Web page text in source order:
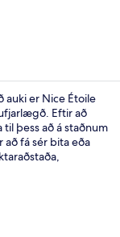
auki er Nice Étoile
Eftir að
þess að á staðnum
fá sér bita eða
að mati
er stutt frá
lestarstöðin er í 3
í 4 mínútna.